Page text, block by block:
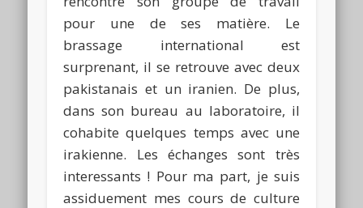
pour une de ses matière. Le
brassage international est
surprenant, il se retrouve avec deux
pakistanais et un iranien. De plus,
dans son bureau au laboratoire, il
cohabite quelques temps avec une
irakienne. Les échanges sont très
interessants ! Pour ma part, je suis
assiduement mes cours de culture